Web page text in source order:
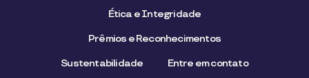
Ética e Integridade
Prêmios e Reconhecimentos
Sustentabilidade Entre em contato